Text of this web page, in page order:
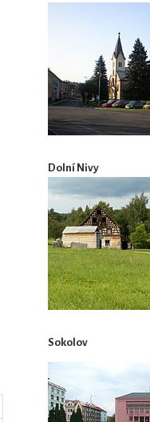
Dolní Nivy
Sokolov